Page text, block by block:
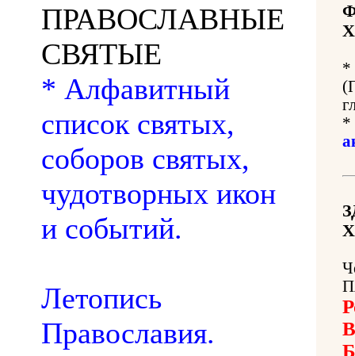
ПРАВОСЛАВНЫЕ
СВЯТЫЕ
* Алфавитный
список святых,
соборов святых,
чудотворных икон
и событий.
Летопись
Православия.
*
*